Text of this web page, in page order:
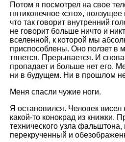
Потом я посмотрел на свое
пятиконечное «это»,
что так говорит внутренний
не говорит больше ничто и
вселенной, к которой мы
приспособлены. Оно ползет в
тянется. Прерывается. И
пропадает и больше нет его.
ни в будущем. Ни в прошлом
Меня спасли чужие ноги.
Я остановился. Человек
какой-то конокрад из книжки.
технического узла фальштона,
перекрученный и